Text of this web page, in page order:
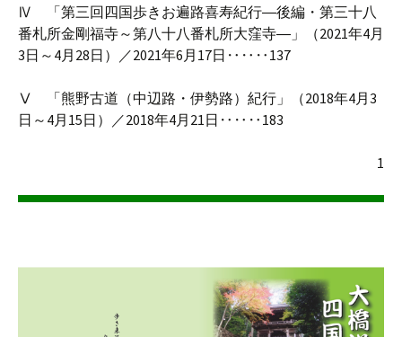
Ⅳ 「第三回四国歩きお遍路喜寿紀行―後編・第三十八
番札所金剛福寺～第八十八番札所大窪寺―」（2021年4月
3日～4月28日）／2021年6月17日‥‥‥137
Ⅴ 「熊野古道（中辺路・伊勢路）紀行」（2018年4月3
日～4月15日）／2018年4月21日‥‥‥183
1